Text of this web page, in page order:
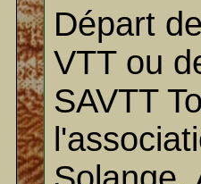
Départ
VTT ou
SAVTT